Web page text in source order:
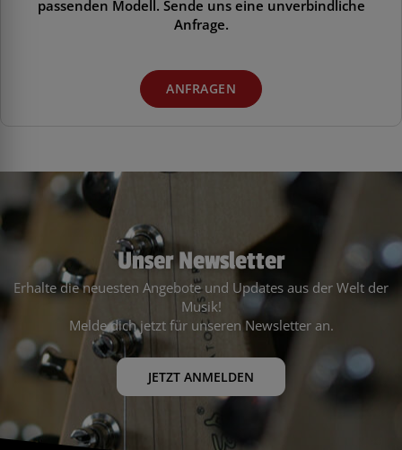
passenden Modell. Sende uns eine unverbindliche
Anfrage.
ANFRAGEN
Unser Newsletter
Erhalte die neuesten Angebote und Updates aus der Welt der
Musik!
Melde dich jetzt für unseren Newsletter an.
JETZT ANMELDEN